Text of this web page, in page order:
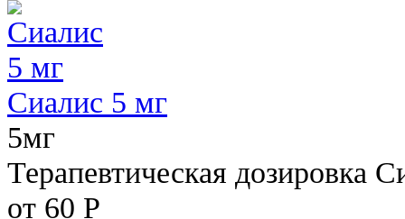
Сиалис 5 мг
5мг
Терапевтическая дозировка
от 60 Р